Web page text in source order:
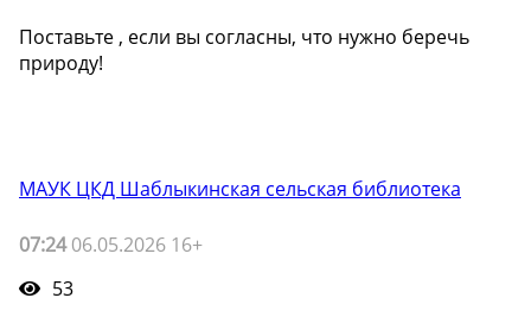
Поставьте ️, если вы согласны, что нужно беречь
природу!
МАУК ЦКД Шаблыкинская сельская библиотека
07:2406.05.2026 16+
53